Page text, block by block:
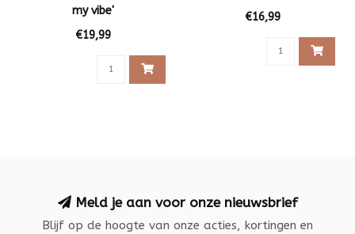
my vibe'
€19,99
€16,99
Meld je aan voor onze nieuwsbrief
Blijf op de hoogte van onze acties, kortingen en